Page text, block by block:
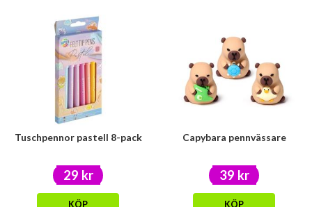
Tuschpennor pastell 8-pack
29 kr
KÖP
Capybara pennvässare
39 kr
KÖP